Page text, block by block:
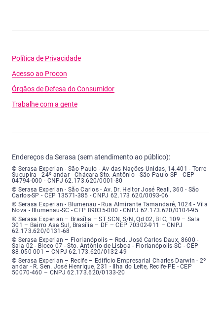
Política de Privacidade
Acesso ao Procon
Órgãos de Defesa do Consumidor
Trabalhe com a gente
Endereços da Serasa (sem atendimento ao público):
Serasa Experian - São Paulo - Endereço: Avenida das Nações Unidas,
© Serasa Experian - São Paulo - Av das Nações Unidas, 14.401 - Torre
Sucupira - 24º andar - Chácara Sto. Antônio - São Paulo-SP - CEP
04794-000 - CNPJ 62.173.620/0001-80
Serasa Experian - São Carlos - Endereço: Avenida Doutor Heitor José
© Serasa Experian - São Carlos - Av. Dr. Heitor José Reali, 360 - São
Carlos-SP - CEP 13571-385 - CNPJ 62.173.620/0093-06
Serasa Experian - Blumenau - Endereço: Rua Almirante Tamandaré,
© Serasa Experian - Blumenau - Rua Almirante Tamandaré, 1024 - Vila
Nova - Blumenau-SC - CEP 89035-000 - CNPJ 62.173.620/0104-95
Serasa Experian - Brasília, Endereço: Setor Comercial Norte, sem
© Serasa Experian – Brasília – ST SCN, S/N, Qd 02, Bl C, 109 – Sala
301 – Bairro Asa Sul, Brasília – DF – CEP 70302-911 – CNPJ
62.173.620/0131-68
Serasa Experian - Florianópolis, Endereço: Rodovia José Carlos, número
© Serasa Experian – Florianópolis – Rod. José Carlos Daux, 8600 -
Sala 02 - Bloco 07 - Sto. Antônio de Lisboa - Florianópolis-SC - CEP
88.050-001 – CNPJ 62.173.620/0132-49
Serasa Experian - Recife, Endereço: Edifício Empresarial Charles Darwin,
© Serasa Experian – Recife – Edifício Empresarial Charles Darwin - 2º
andar - R. Sen. José Henrique, 231 - Ilha do Leite, Recife-PE - CEP
50070-460 – CNPJ 62.173.620/0133-20